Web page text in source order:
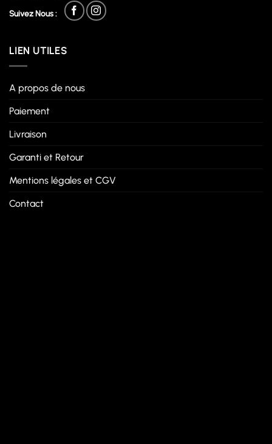
Suivez Nous :
LIEN UTILES
A propos de nous
Paiement
Livraison
Garanti et Retour
Mentions légales et CGV
Contact